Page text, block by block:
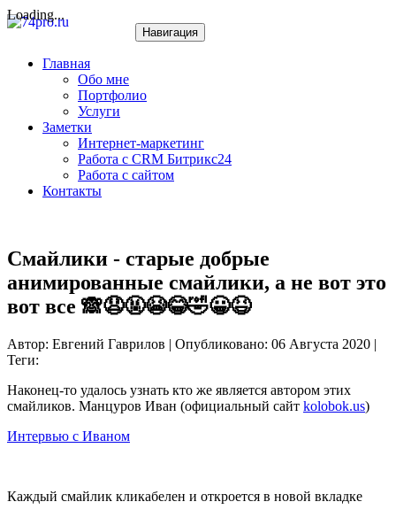
Loading...
Навигация
Главная
Обо мне
Портфолио
Услуги
Заметки
Интернет-маркетинг
Работа с CRM Битрикс24
Работа с сайтом
Контакты
Смайлики - старые добрые
анимированные смайлики, а не вот это
вот все 🙈😧🤬😭😂🤣😀😆
Автор: Евгений Гаврилов | Опубликовано: 06 Августа 2020 |
Теги:
Наконец-то удалось узнать кто же является автором этих
смайликов. Манцуров Иван (официальный сайт kolobok.us)
Интервью с Иваном
Каждый смайлик кликабелен и откроется в новой вкладке